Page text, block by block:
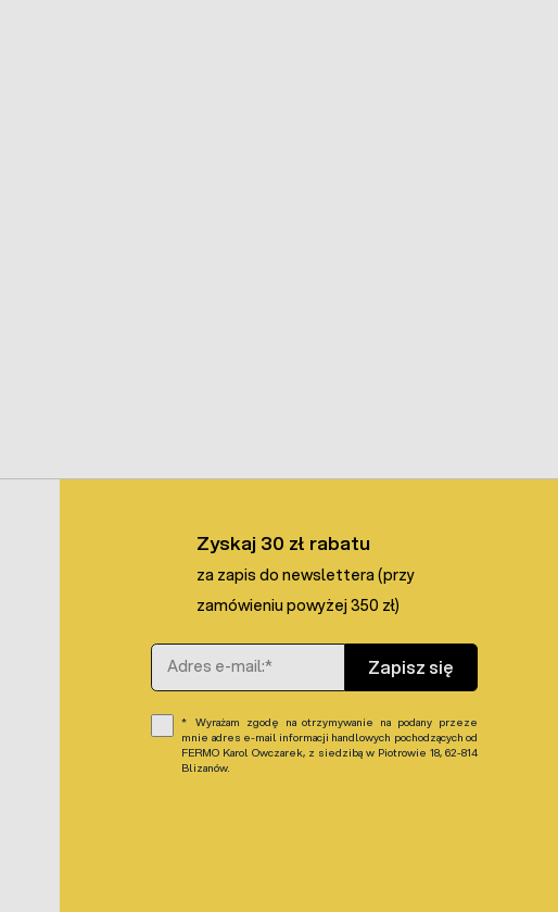
Zyskaj 30 zł rabatu
za zapis do newslettera (przy
zamówieniu powyżej 350 zł)
Adres e-mail
Zapisz się
Wyrażam zgodę na otrzymywanie na podany przeze
mnie adres e-mail informacji handlowych pochodzących od
FERMO Karol Owczarek, z siedzibą w Piotrowie 18, 62-814
Blizanów.